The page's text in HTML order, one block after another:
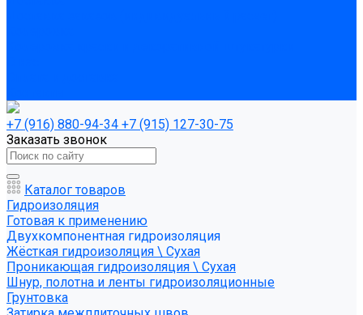
+7 (916) 880-94-34 +7 (915) 127-30-75
Заказать звонок
Каталог товаров
Гидроизоляция
Готовая к применению
Двухкомпонентная гидроизоляция
Жёсткая гидроизоляция \ Сухая
Проникающая гидроизоляция \ Сухая
Шнур, полотна и ленты гидроизоляционные
Грунтовка